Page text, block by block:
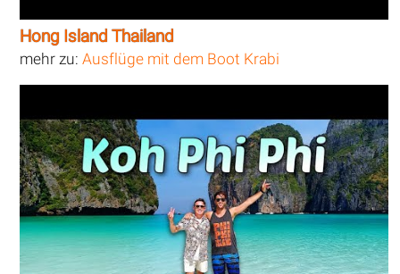
Hong Island Thailand
mehr zu:Ausflüge mit dem Boot Krabi